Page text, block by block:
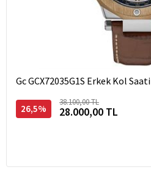
Gc GCX72035G1S Erkek Kol Saati
26,5%
38.100,00 TL
28.000,00 TL